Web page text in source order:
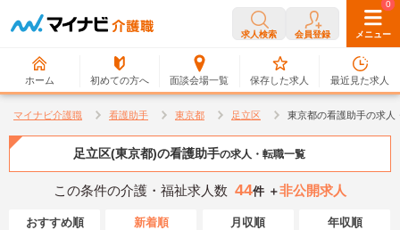
求人検索 会員登録 メニュー
ホーム 初めての方へ 面談会場一覧
0
保存した求人
0
最近見た求人
マイナビ介護職 看護助手 東京都 足立区 東京都の看護助手の求人
足立区(東京都)の看護助手の求人・転職一覧
この条件の介護・福祉求人数 44件 ＋非公開求人
おすすめ順 新着順 月収順 年収順